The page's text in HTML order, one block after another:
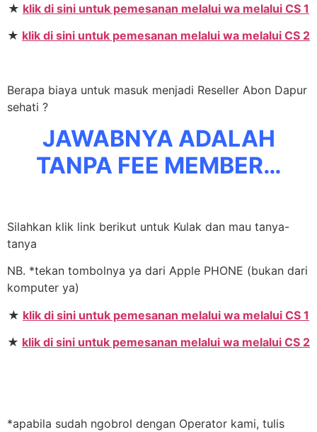
★ klik di sini untuk pemesanan melalui wa melalui CS 1
★ klik di sini untuk pemesanan melalui wa melalui CS 2
Berapa biaya untuk masuk menjadi Reseller Abon Dapur
sehati ?
JAWABNYA ADALAH
TANPA FEE MEMBER…
Silahkan klik link berikut untuk Kulak dan mau tanya-
tanya
NB. *tekan tombolnya ya dari Apple PHONE (bukan dari
komputer ya)
★ klik di sini untuk pemesanan melalui wa melalui CS 1
★ klik di sini untuk pemesanan melalui wa melalui CS 2
*apabila sudah ngobrol dengan Operator kami, tulis